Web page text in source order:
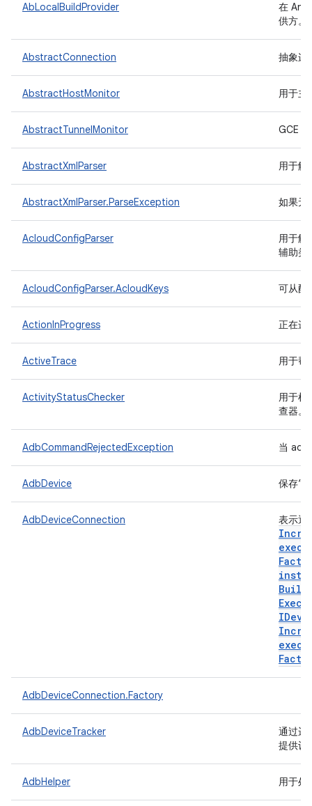
AbLocalBuildProvider
在
供方。
AbstractConnection 抽象连
AbstractHostMonitor 用于主
AbstractTunnelMonitor GCE
AbstractXmlParser 用于解
AbstractXmlParser.ParseException 如果无
AcloudConfigParser
用于解
辅助类
AcloudConfigParser.AcloudKeys 可从配
ActionInProgress 正在进
ActiveTrace 用于帮
ActivityStatusChecker
用于检
查器。
AdbCommandRejectedException 当 adb
AdbDevice 保存
AdbDeviceConnection 表示通
AdbDeviceConnection.Factory
AdbDeviceTracker
通过运
提供设
AdbHelper 用于处